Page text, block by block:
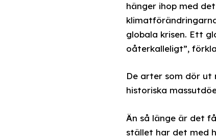
hänger ihop med
globala krisen. Ett
oåterkalleligt”,
De arter som dör ut
historiska
Än så länge är det
stället har det med